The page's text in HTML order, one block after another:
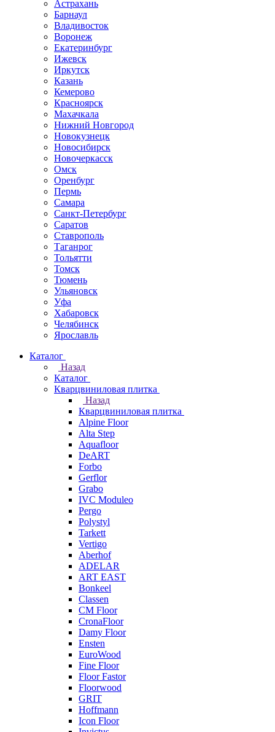
Астрахань
Барнаул
Владивосток
Воронеж
Екатеринбург
Ижевск
Иркутск
Казань
Кемерово
Красноярск
Махачкала
Нижний Новгород
Новокузнецк
Новосибирск
Новочеркаcск
Омск
Оренбург
Пермь
Самара
Санкт-Петербург
Саратов
Ставрополь
Таганрог
Тольятти
Томск
Тюмень
Ульяновск
Уфа
Хабаровск
Челябинск
Ярославль
Каталог
Назад
Каталог
Кварцвиниловая плитка
Назад
Кварцвиниловая плитка
Alpine Floor
Alta Step
Aquafloor
DeART
Forbo
Gerflor
Grabo
IVC Moduleo
Pergo
Polystyl
Tarkett
Vertigo
Aberhof
ADELAR
ART EAST
Bonkeel
Classen
CM Floor
CronaFloor
Damy Floor
Ensten
EuroWood
Fine Floor
Floor Fastor
Floorwood
GRIT
Hoffmann
Icon Floor